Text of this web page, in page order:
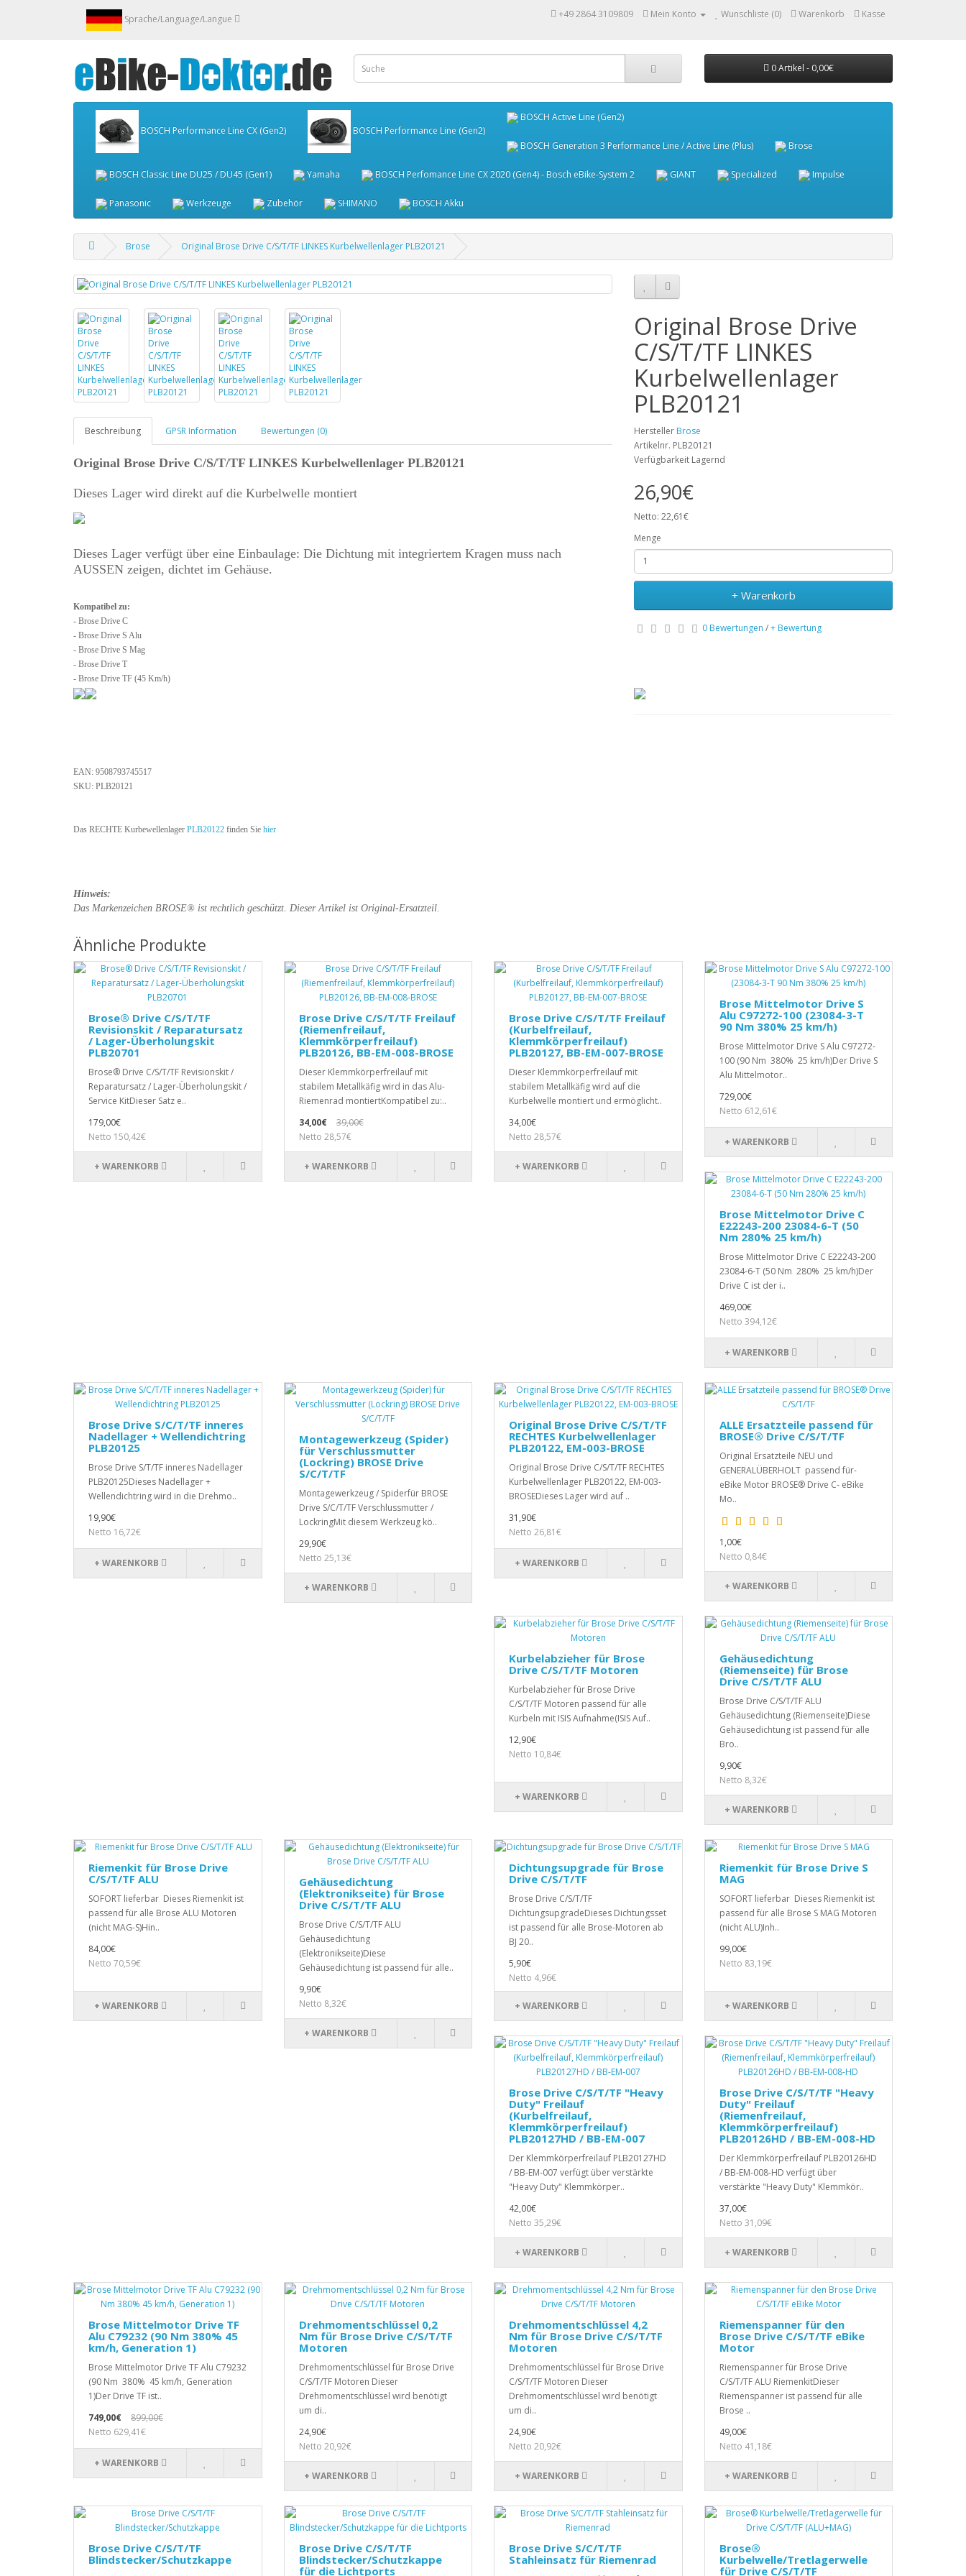
Sprache/Language/Langue +49 2864 3109809 Mein Konto Wunschliste (0) Warenkorb Kasse
0 Artikel - 0,00€
BOSCH Performance Line CX (Gen2) BOSCH Performance Line (Gen2)
BOSCH Active Line (Gen2)
BOSCH Generation 3 Performance Line / Active Line (Plus) Brose
BOSCH Classic Line DU25 / DU45 (Gen1) Yamaha BOSCH Perfomance Line CX 2020 (Gen4) - Bosch eBike-System 2 GIANT Specialized Impulse
Panasonic Werkzeuge Zubehör SHIMANO BOSCH Akku
Brose Original Brose Drive C/S/T/TF LINKES Kurbelwellenlager PLB20121
Beschreibung GPSR Information Bewertungen (0)
Original Brose Drive C/S/T/TF LINKES Kurbelwellenlager PLB20121
Dieses Lager wird direkt auf die Kurbelwelle montiert
Dieses Lager verfügt über eine Einbaulage: Die Dichtung mit integriertem Kragen muss nach
AUSSEN zeigen, dichtet im Gehäuse.
Kompatibel zu:
- Brose Drive C
- Brose Drive S Alu
- Brose Drive S Mag
- Brose Drive T
- Brose Drive TF (45 Km/h)
EAN: 9508793745517
SKU: PLB20121
Das RECHTE Kurbewellenlager PLB20122 finden Sie hier
Hinweis:
Das Markenzeichen BROSE® ist rechtlich geschützt. Dieser Artikel ist Original-Ersatzteil
Original Brose Drive
C/S/T/TF LINKES
Kurbelwellenlager
PLB20121
Hersteller Brose
Artikelnr. PLB20121
Verfügbarkeit Lagernd
26,90€
Netto: 22,61€
Menge
+ Warenkorb
0 Bewertungen /+ Bewertung
Ähnliche Produkte
Brose® Drive C/S/T/TF
Revisionskit / Reparatursatz
/ Lager-Überholungskit
PLB20701
Brose® Drive C/S/T/TF Revisionskit /
Reparatursatz / Lager-Überholungskit /
Service KitDieser Satz e..
179,00€
Netto 150,42€
+ WARENKORB
Brose Drive C/S/T/TF Freilauf
(Riemenfreilauf,
Klemmkörperfreilauf)
PLB20126, BB-EM-008-BROSE
Dieser Klemmkörperfreilauf mit
stabilem Metallkäfig wird in das Alu-
Riemenrad montiertKompatibel zu:..
34,00€
39,00€
Netto 28,57€
+ WARENKORB
Brose Drive C/S/T/TF Freilauf
(Kurbelfreilauf,
Klemmkörperfreilauf)
PLB20127, BB-EM-007-BROSE
Dieser Klemmkörperfreilauf mit
stabilem Metallkäfig wird auf die
Kurbelwelle montiert und ermöglicht..
34,00€
Netto 28,57€
+ WARENKORB
Brose Mittelmotor Drive S
Alu C97272-100 (23084-3-T
90 Nm 380% 25 km/h)
Brose Mittelmotor Drive S Alu C97272-
100 (90 Nm 380% 25 km/h)Der Drive S
Alu Mittelmotor..
729,00€
Netto 612,61€
+ WARENKORB
Brose Mittelmotor Drive C
E22243-200 23084-6-T (50
Nm 280% 25 km/h)
Brose Mittelmotor Drive C E22243-200
23084-6-T (50 Nm 280% 25 km/h)Der
Drive C ist der i..
469,00€
Netto 394,12€
+ WARENKORB
Brose Drive S/C/T/TF inneres
Nadellager + Wellendichtring
PLB20125
Brose Drive S/T/TF inneres Nadellager
PLB20125Dieses Nadellager +
Wellendichtring wird in die Drehmo..
19,90€
Netto 16,72€
+ WARENKORB
Montagewerkzeug (Spider)
für Verschlussmutter
(Lockring) BROSE Drive
S/C/T/TF
Montagewerkzeug / Spiderfür BROSE
Drive S/C/T/TF Verschlussmutter /
LockringMit diesem Werkzeug kö..
29,90€
Netto 25,13€
+ WARENKORB
Original Brose Drive C/S/T/TF
RECHTES Kurbelwellenlager
PLB20122, EM-003-BROSE
Original Brose Drive C/S/T/TF RECHTES
Kurbelwellenlager PLB20122, EM-003-
BROSEDieses Lager wird auf ..
31,90€
Netto 26,81€
+ WARENKORB
ALLE Ersatzteile passend für
BROSE® Drive C/S/T/TF
Original Ersatzteile NEU und
GENERALÜBERHOLT passend für-
eBike Motor BROSE® Drive C- eBike
Mo..
1,00€
Netto 0,84€
+ WARENKORB
Kurbelabzieher für Brose
Drive C/S/T/TF Motoren
Kurbelabzieher für Brose Drive
C/S/T/TF Motoren passend für alle
Kurbeln mit ISIS Aufnahme(ISIS Auf..
12,90€
Netto 10,84€
+ WARENKORB
Gehäusedichtung
(Riemenseite) für Brose
Drive C/S/T/TF ALU
Brose Drive C/S/T/TF ALU
Gehäusedichtung (Riemenseite)Diese
Gehäusedichtung ist passend für alle
Bro..
9,90€
Netto 8,32€
+ WARENKORB
Riemenkit für Brose Drive
C/S/T/TF ALU
SOFORT lieferbar Dieses Riemenkit ist
passend für alle Brose ALU Motoren
(nicht MAG-S)Hin..
84,00€
Netto 70,59€
+ WARENKORB
Gehäusedichtung
(Elektronikseite) für Brose
Drive C/S/T/TF ALU
Brose Drive C/S/T/TF ALU
Gehäusedichtung
(Elektronikseite)Diese
Gehäusedichtung ist passend für alle..
9,90€
Netto 8,32€
+ WARENKORB
Dichtungsupgrade für Brose
Drive C/S/T/TF
Brose Drive C/S/T/TF
DichtungsupgradeDieses Dichtungsset
ist passend für alle Brose-Motoren ab
BJ 20..
5,90€
Netto 4,96€
+ WARENKORB
Riemenkit für Brose Drive S
MAG
SOFORT lieferbar Dieses Riemenkit ist
passend für alle Brose S MAG Motoren
(nicht ALU)Inh..
99,00€
Netto 83,19€
+ WARENKORB
Brose Drive C/S/T/TF "Heavy
Duty" Freilauf
(Kurbelfreilauf,
Klemmkörperfreilauf)
PLB20127HD / BB-EM-007
Der Klemmkörperfreilauf PLB20127HD
/ BB-EM-007 verfügt über verstärkte
"Heavy Duty" Klemmkörper..
42,00€
Netto 35,29€
+ WARENKORB
Brose Drive C/S/T/TF "Heavy
Duty" Freilauf
(Riemenfreilauf,
Klemmkörperfreilauf)
PLB20126HD / BB-EM-008-HD
Der Klemmkörperfreilauf PLB20126HD
/ BB-EM-008-HD verfügt über
verstärkte "Heavy Duty" Klemmkör..
37,00€
Netto 31,09€
+ WARENKORB
Brose Mittelmotor Drive TF
Alu C79232 (90 Nm 380% 45
km/h, Generation 1)
Brose Mittelmotor Drive TF Alu C79232
(90 Nm 380% 45 km/h, Generation
1)Der Drive TF ist..
749,00€
899,00€
Netto 629,41€
+ WARENKORB
Drehmomentschlüssel 0,2
Nm für Brose Drive C/S/T/TF
Motoren
Drehmomentschlüssel für Brose Drive
C/S/T/TF Motoren Dieser
Drehmomentschlüssel wird benötigt
um di..
24,90€
Netto 20,92€
+ WARENKORB
Drehmomentschlüssel 4,2
Nm für Brose Drive C/S/T/TF
Motoren
Drehmomentschlüssel für Brose Drive
C/S/T/TF Motoren Dieser
Drehmomentschlüssel wird benötigt
um di..
24,90€
Netto 20,92€
+ WARENKORB
Riemenspanner für den
Brose Drive C/S/T/TF eBike
Motor
Riemenspanner für Brose Drive
C/S/T/TF ALU RiemenkitDieser
Riemenspanner ist passend für alle
Brose ..
49,00€
Netto 41,18€
+ WARENKORB
Brose Drive C/S/T/TF
Blindstecker/Schutzkappe
Brose Drive C/S/T/TF
Blindstecker/Schutzkappe
für die Lichtports
Brose Drive S/C/T/TF
Stahleinsatz für Riemenrad
Brose®
Kurbelwelle/Tretlagerwelle
für Drive C/S/T/TF